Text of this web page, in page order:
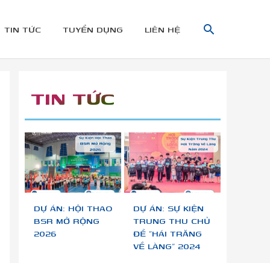
TIN TỨC TUYỂN DỤNG LIÊN HỆ
TÌM
TIN TỨC
DỰ ÁN: HỘI THAO
BSR MỞ RỘNG
2026
DỰ ÁN: SỰ KIỆN
TRUNG THU CHỦ
ĐỀ “HÁI TRĂNG
VỀ LÀNG” 2024